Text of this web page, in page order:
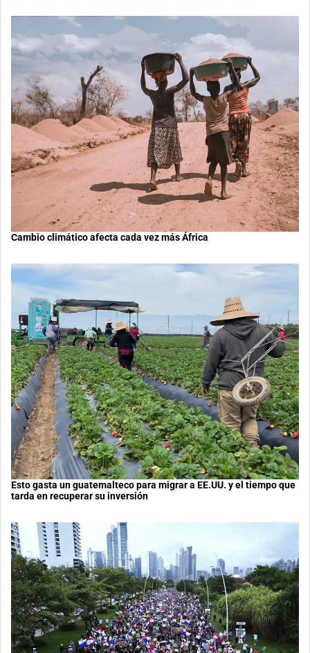
Cambio climático afecta cada vez más África
Esto gasta un guatemalteco para migrar a EE.UU. y el tiempo que
tarda en recuperar su inversión